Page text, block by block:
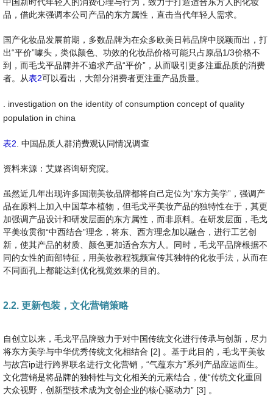
品，借此来强调本公司产品的东方属性，直击当代年轻人需求。
国产化妆品发展前期，多数品牌为在众多欧美日韩品牌中脱颖而出，打
出“平价”噱头，类似颜色、功效的化妆品价格可能只占原品1/3价格不
到，而毛戈平品牌并不追求产品“平价”，从而吸引更多注重品质的消费
者。从表2可以看出，大部分消费者更注重产品质量。
. investigation on the identity of consumption concept of quality
population in china
表2 . 中国品质人群消费观认同情况调查
资料来源：艾媒咨询研究院。
虽然近几年出现许多国潮美妆品牌都将自己定位为“东方美学”，强调产
品在原料上加入中国草本植物，但毛戈平美妆产品的独特性在于，其更
加强调产品设计和研发层面的东方属性，而非原料。在研发层面，毛戈
平美妆贯彻“中西结合”理念，将东、西方理念加以融合，进行工艺创
新，使其产品的材质、颜色更加适合东方人。同时，毛戈平品牌根据不
同的女性的面部特征，用美妆教程视频宣传其独特的化妆手法，从而在
不同面孔上都能达到优化视觉效果的目的。
2.2. 更新包装，文化营销策略
自创立以来，毛戈平品牌致力于对中国传统文化进行传承与创新，尽力
将东方美学与中华优秀传统文化相结合 [2] 。基于此目的，毛戈平美妆
与故宫ip进行跨界联名进行文化营销，“气蕴东方”系列产品应运而生。
文化营销是将品牌的独特性与文化相关的元素结合，使“传统文化重回
大众视野，创新型技术成为文创企业的核心驱动力” [3] 。